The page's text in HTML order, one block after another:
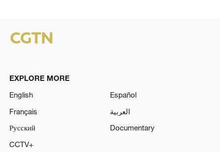
EXPLORE MORE
English
Español
Français
العربية
Русский
Documentary
CCTV+